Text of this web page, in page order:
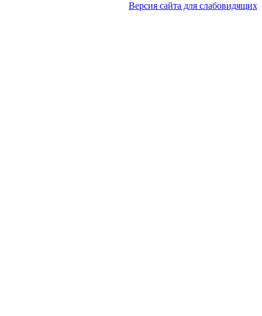
Версия сайта для слабовидящих